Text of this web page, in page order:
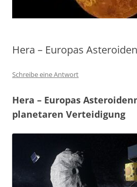
Hera – Europas
Schreibe eine Antwort
Hera – Europas
planetaren Verteidigung